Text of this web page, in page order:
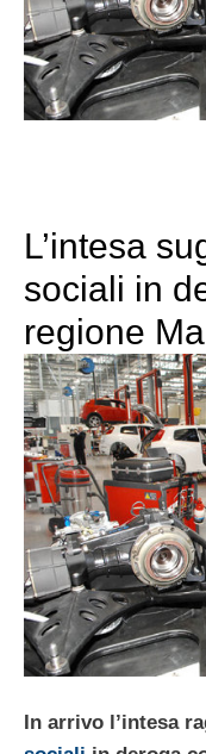
L’intesa
sociali in
regione
In arrivo l’intesa